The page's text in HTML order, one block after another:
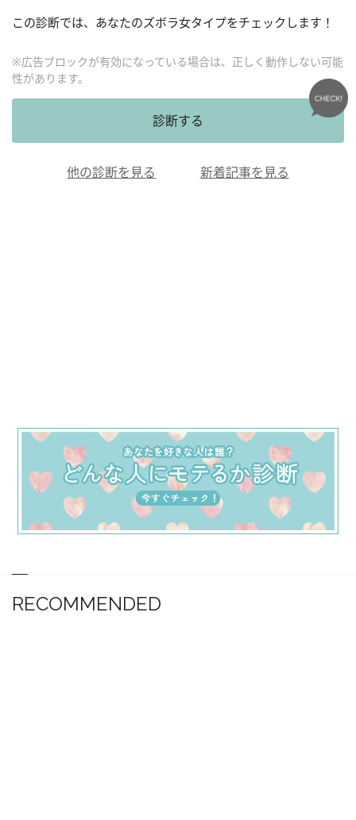
この診断では、あなたのズボラ女タイプをチェックします！
※広告ブロックが有効になっている場合は、正しく動作しない可能
性があります。
診断する
他の診断を見る 新着記事を見る
RECOMMENDED